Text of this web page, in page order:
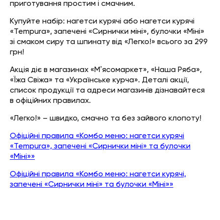
приготування простим і смачним.
Купуйте набір: нагетси курячі або нагетси курячі
«Tempura», запечені «Сирнички міні», булочки «Міні»
зі смаком сиру та шпинату від «Легко!» всього за 299
грн!
Акція діє в магазинах «Мʼясомаркет», «Наша Ряба»,
«Їжа Свіжа» та «Українське курча». Деталі акції,
список продукції та адреси магазинів дізнавайтеся
в офіційних правилах.
«Легко!» – швидко, смачно та без зайвого клопоту!
Офіційні правила «Комбо меню: нагетси курячі
«Tempura», запечені «Сирнички міні» та булочки
«Міні»»
Офіційні правила «Комбо меню: нагетси курячі,
запечені «Сирнички міні» та булочки «Міні»»